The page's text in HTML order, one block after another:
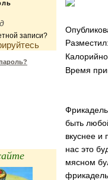
записи?
Разместил:
Время
быть
вкуснее и
нас это
мясном